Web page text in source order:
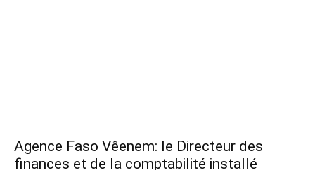
Agence Faso Vêenem: le Directeur des
finances et de la comptabilité installé